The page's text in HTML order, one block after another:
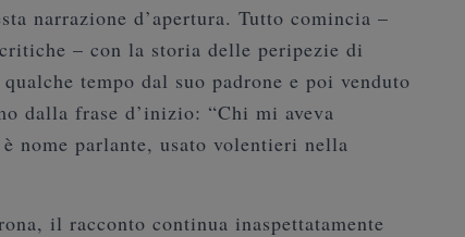
narrazione d’apertura. Tutto comincia –
– con la storia delle peripezie di
tempo dal suo padrone e poi venduto
dalla frase d’inizio: “Chi mi aveva
nome parlante, usato volentieri nella
il racconto continua inaspettatamente